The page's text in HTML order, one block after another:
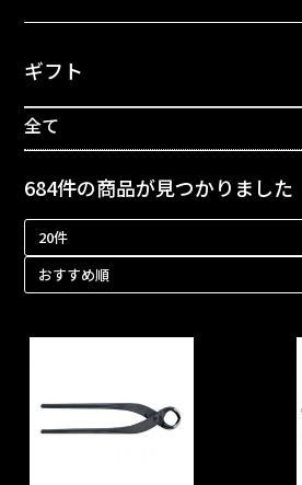
ギフト
全て
684件の商品が見つかりました